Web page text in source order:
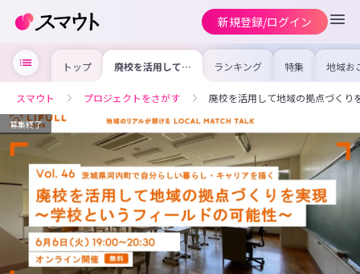
新規登録/ログイン
トップ 廃校を活用して地
域の拠点づくりを
うフィールドの可
能性～【茨城県河
内町オンラインイ
ベント参加者募
集】
ランキング 特集 地域お
の求
を集め
事内容
を比較
スマウト プロジェクトをさがす 廃校を活用して地域の拠点づくり
募集終了